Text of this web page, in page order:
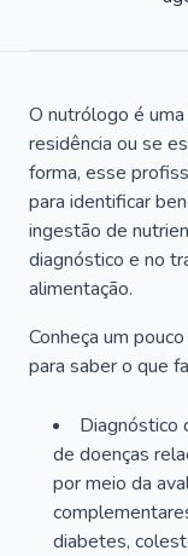
O nutrólogo é
residência ou se
forma, esse
para identificar
ingestão de
diagnóstico e no
alimentação.
Conheça um
para saber o que
Diagnóstico
de doenças
por meio da
diabetes,